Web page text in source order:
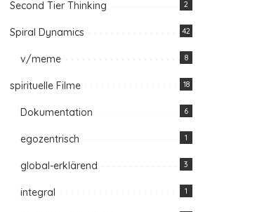
Second Tier Thinking 2
Spiral Dynamics 42
v/meme 8
spirituelle Filme 18
Dokumentation 6
egozentrisch 1
global-erklärend 3
integral 1